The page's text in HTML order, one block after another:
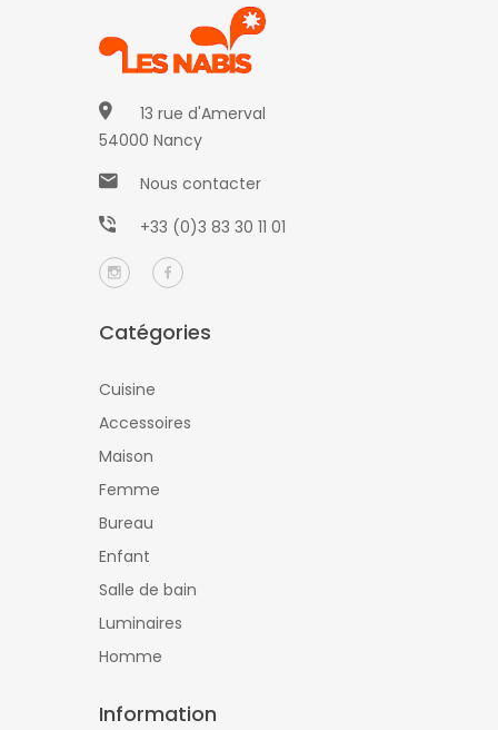
13 rue d'Amerval
54000 Nancy
Nous contacter
+33 (0)3 83 30 11 01
Catégories
Cuisine
Accessoires
Maison
Femme
Bureau
Enfant
Salle de bain
Luminaires
Homme
Information